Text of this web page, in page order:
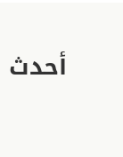
أحدث